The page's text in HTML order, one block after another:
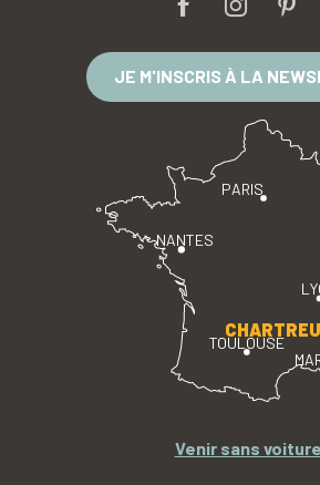
JE M'INSCRIS À LA
PARIS
TOULOUSE
NANTES
Venir sans voiture